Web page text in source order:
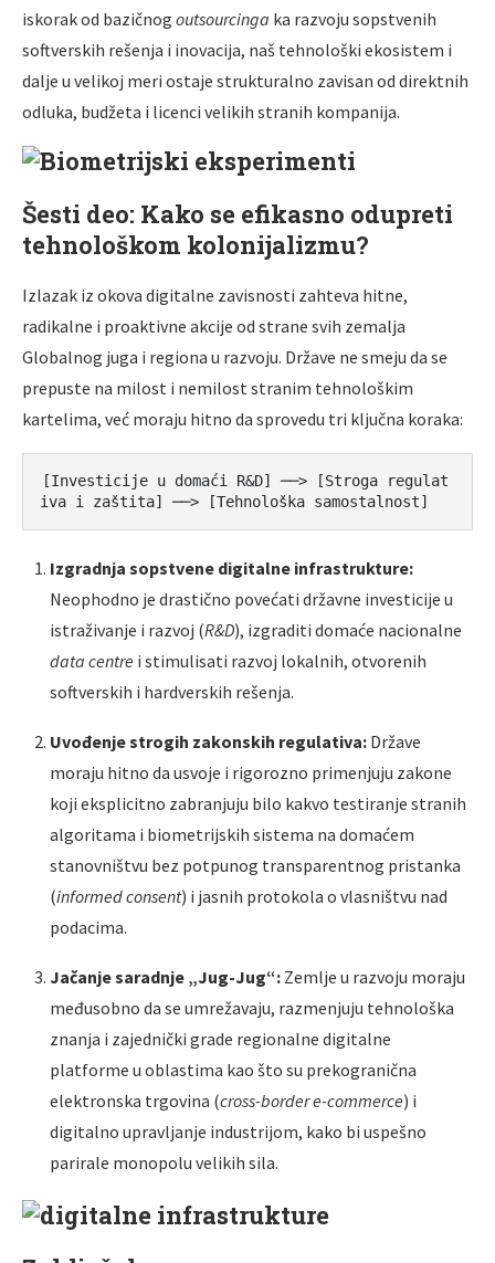
iskorak od bazičnog outsourcinga ka razvoju sopstvenih
softverskih rešenja i inovacija, naš tehnološki ekosistem i
dalje u velikoj meri ostaje strukturalno zavisan od direktnih
odluka, budžeta i licenci velikih stranih kompanija.
Šesti deo: Kako se efikasno odupreti
tehnološkom kolonijalizmu?
Izlazak iz okova digitalne zavisnosti zahteva hitne,
radikalne i proaktivne akcije od strane svih zemalja
Globalnog juga i regiona u razvoju. Države ne smeju da se
prepuste na milost i nemilost stranim tehnološkim
kartelima, već moraju hitno da sprovedu tri ključna koraka:
[Investicije u domaći R&D] ──> [Stroga regulat
Izgradnja sopstvene digitalne infrastrukture:
Neophodno je drastično povećati državne investicije u
istraživanje i razvoj (R&D), izgraditi domaće nacionalne
data centre i stimulisati razvoj lokalnih, otvorenih
softverskih i hardverskih rešenja.
Uvođenje strogih zakonskih regulativa: Države
moraju hitno da usvoje i rigorozno primenjuju zakone
koji eksplicitno zabranjuju bilo kakvo testiranje stranih
algoritama i biometrijskih sistema na domaćem
stanovništvu bez potpunog transparentnog pristanka
(informed consent) i jasnih protokola o vlasništvu nad
podacima.
Jačanje saradnje „Jug-Jug“: Zemlje u razvoju moraju
međusobno da se umrežavaju, razmenjuju tehnološka
znanja i zajednički grade regionalne digitalne
platforme u oblastima kao što su prekogranična
elektronska trgovina (cross-border e-commerce) i
digitalno upravljanje industrijom, kako bi uspešno
parirale monopolu velikih sila.